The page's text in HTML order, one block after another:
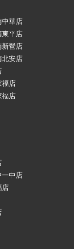
中華店
東平店
新營店
北安店
福店
福店
一中店
店